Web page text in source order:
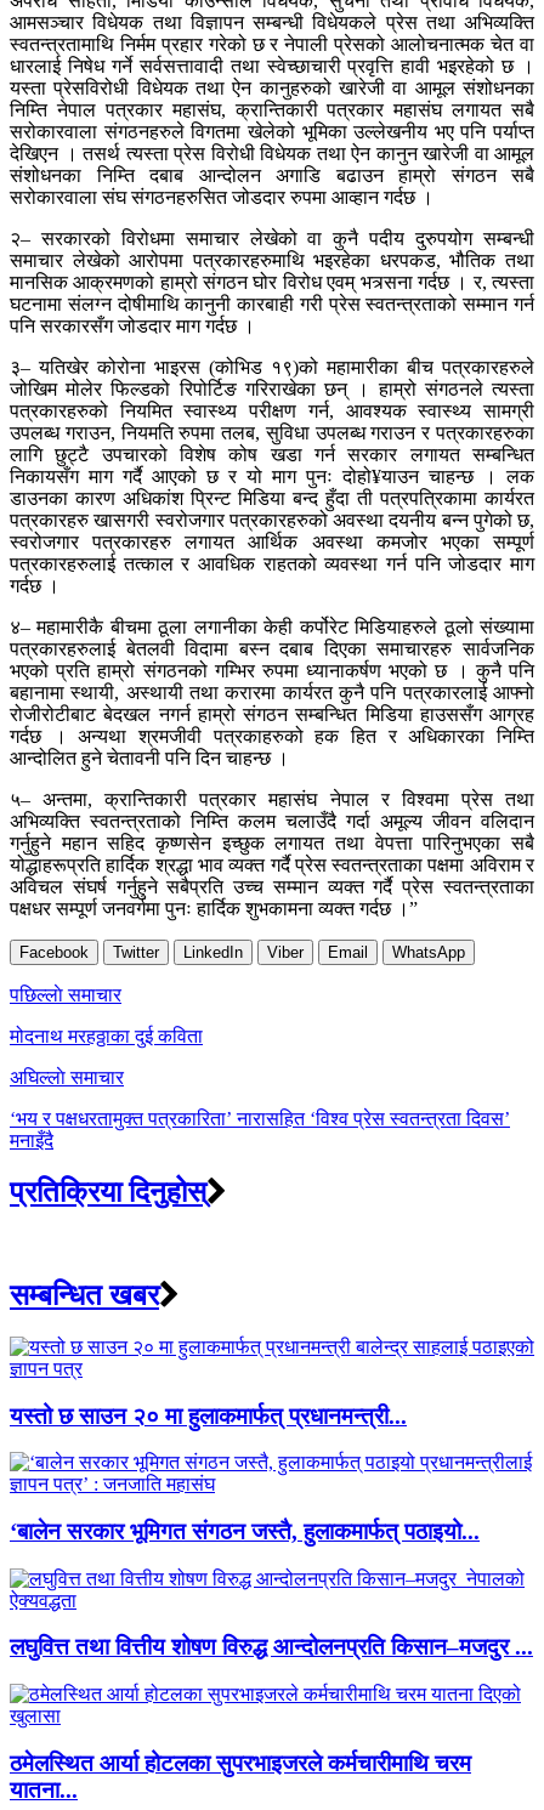
आमसञ्चार विधेयक तथा विज्ञापन सम्बन्धी विधेयकले प्रेस तथा अभिव्यक्ति
स्वतन्त्रतामाथि निर्मम प्रहार गरेको छ र नेपाली प्रेसको आलोचनात्मक चेत वा
धारलाई निषेध गर्ने सर्वसत्तावादी तथा स्वेच्छाचारी प्रवृत्ति हावी भइरहेको छ ।
यस्ता प्रेसविरोधी विधेयक तथा ऐन कानुहरुको खारेजी वा आमूल संशोधनका
निम्ति नेपाल पत्रकार महासंघ, क्रान्तिकारी पत्रकार महासंघ लगायत सबै
सरोकारवाला संगठनहरुले विगतमा खेलेको भूमिका उल्लेखनीय भए पनि पर्याप्त
देखिएन । तसर्थ त्यस्ता प्रेस विरोधी विधेयक तथा ऐन कानुन खारेजी वा आमूल
संशोधनका निम्ति दबाब आन्दोलन अगाडि बढाउन हाम्रो संगठन सबै
सरोकारवाला संघ संगठनहरुसित जोडदार रुपमा आव्हान गर्दछ ।
२– सरकारको विरोधमा समाचार लेखेको वा कुनै पदीय दुरुपयोग सम्बन्धी
समाचार लेखेको आरोपमा पत्रकारहरुमाथि भइरहेका धरपकड, भौतिक तथा
मानसिक आक्रमणको हाम्रो संगठन घोर विरोध एवम् भत्र्सना गर्दछ । र, त्यस्ता
घटनामा संलग्न दोषीमाथि कानुनी कारबाही गरी प्रेस स्वतन्त्रताको सम्मान गर्न
पनि सरकारसँग जोडदार माग गर्दछ ।
३– यतिखेर कोरोना भाइरस (कोभिड १९)को महामारीका बीच पत्रकारहरुले
जोखिम मोलेर फिल्डको रिपोर्टिङ गरिराखेका छन् । हाम्रो संगठनले त्यस्ता
पत्रकारहरुको नियमित स्वास्थ्य परीक्षण गर्न, आवश्यक स्वास्थ्य सामग्री
उपलब्ध गराउन, नियमति रुपमा तलब, सुविधा उपलब्ध गराउन र पत्रकारहरुका
लागि छुट्टै उपचारको विशेष कोष खडा गर्न सरकार लगायत सम्बन्धित
निकायसँग माग गर्दै आएको छ र यो माग पुनः दोहो¥याउन चाहन्छ । लक
डाउनका कारण अधिकांश प्रिन्ट मिडिया बन्द हुँदा ती पत्रपत्रिकामा कार्यरत
पत्रकारहरु खासगरी स्वरोजगार पत्रकारहरुको अवस्था दयनीय बन्न पुगेको छ,
स्वरोजगार पत्रकारहरु लगायत आर्थिक अवस्था कमजोर भएका सम्पूर्ण
पत्रकारहरुलाई तत्काल र आवधिक राहतको व्यवस्था गर्न पनि जोडदार माग
गर्दछ ।
४– महामारीकै बीचमा ठूला लगानीका केही कर्पोरेट मिडियाहरुले ठूलो संख्यामा
पत्रकारहरुलाई बेतलवी विदामा बस्न दबाब दिएका समाचारहरु सार्वजनिक
भएको प्रति हाम्रो संगठनको गम्भिर रुपमा ध्यानाकर्षण भएको छ । कुनै पनि
बहानामा स्थायी, अस्थायी तथा करारमा कार्यरत कुनै पनि पत्रकारलाई आफ्नो
रोजीरोटीबाट बेदखल नगर्न हाम्रो संगठन सम्बन्धित मिडिया हाउससँग आग्रह
गर्दछ । अन्यथा श्रमजीवी पत्रकाहरुको हक हित र अधिकारका निम्ति
आन्दोलित हुने चेतावनी पनि दिन चाहन्छ ।
५– अन्तमा, क्रान्तिकारी पत्रकार महासंघ नेपाल र विश्वमा प्रेस तथा
अभिव्यक्ति स्वतन्त्रताको निम्ति कलम चलाउँदै गर्दा अमूल्य जीवन वलिदान
गर्नुहुने महान सहिद कृष्णसेन इच्छुक लगायत तथा वेपत्ता पारिनुभएका सबै
योद्धाहरूप्रति हार्दिक श्रद्धा भाव व्यक्त गर्दै प्रेस स्वतन्त्रताका पक्षमा अविराम र
अविचल संघर्ष गर्नुहुने सबैप्रति उच्च सम्मान व्यक्त गर्दै प्रेस स्वतन्त्रताका
पक्षधर सम्पूर्ण जनवर्गमा पुनः हार्दिक शुभकामना व्यक्त गर्दछ ।”
Facebook Twitter LinkedIn Viber Email WhatsApp
Post
navigation
पछिल्लाे समाचार
मोदनाथ मरहठ्ठाका दुई कविता
अघिल्लाे समाचार
‘भय र पक्षधरतामुक्त पत्रकारिता’ नारासहित ‘विश्व प्रेस स्वतन्त्रता दिवस’
मनाइँदै
प्रतिक्रिया दिनुहोस्
सम्बन्धित खबर
यस्तो छ साउन २० मा हुलाकमार्फत् प्रधानमन्त्री...
‘बालेन सरकार भूमिगत संगठन जस्तै, हुलाकमार्फत् पठाइयो...
लघुवित्त तथा वित्तीय शोषण विरुद्ध आन्दोलनप्रति किसान–मजदुर ...
ठमेलस्थित आर्या होटलका सुपरभाइजरले कर्मचारीमाथि चरम
यातना...